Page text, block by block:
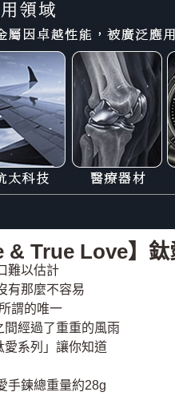
True Love】鈦
難以估計
有那麼不容易
謂的唯一
經過了重重的風雨
愛系列」讓你知道
手鍊總重量約28g